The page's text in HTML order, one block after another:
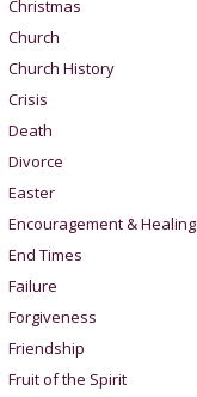
Christmas
Church
Church History
Crisis
Death
Divorce
Easter
Encouragement & Healing
End Times
Failure
Forgiveness
Friendship
Fruit of the Spirit